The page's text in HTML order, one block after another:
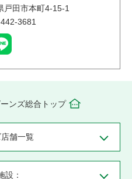
戸田市本町4-15-1
3681
ーンズ総合トップ
舗一覧
設：